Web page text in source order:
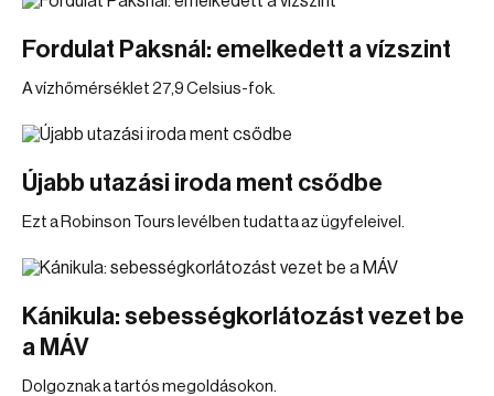
Fordulat Paksnál: emelkedett a vízszint
A vízhőmérséklet 27,9 Celsius-fok.
Újabb utazási iroda ment csődbe
Ezt a Robinson Tours levélben tudatta az ügyfeleivel.
Kánikula: sebességkorlátozást vezet be
a MÁV
Dolgoznak a tartós megoldásokon.